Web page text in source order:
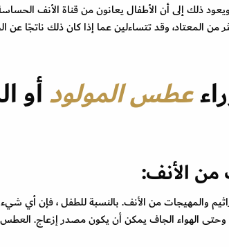
ذلك إلى أن الأطفال يعانون من قناة الأنف
وقد تتساءلين عما إذا كان ذلك ناتجًا عن
عطس المولودأو
من الأنف:
والمهيجات من الأنف. بالنسبة للطفل ، فإن أي شيء
وحتى الهواء الجاف يمكن أن يكون مصدر إزعاج.